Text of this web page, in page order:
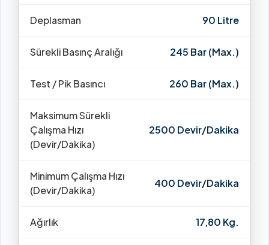
Deplasman 90 Litre
Sürekli Basınç Aralığı 245 Bar (Max.)
Test / Pik Basıncı 260 Bar (Max.)
Maksimum Sürekli
Çalışma Hızı
(Devir/Dakika)
2500 Devir/Dakika
Minimum Çalışma Hızı
(Devir/Dakika)
400 Devir/Dakika
Ağırlık 17,80 Kg.